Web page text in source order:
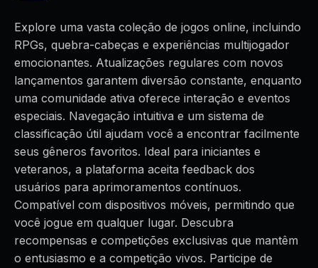
Explore uma vasta coleção de jogos online, incluindo
RPGs, quebra-cabeças e experiências multijogador
emocionantes. Atualizações regulares com novos
lançamentos garantem diversão constante, enquanto
uma comunidade ativa oferece interação e eventos
especiais. Navegação intuitiva e um sistema de
classificação útil ajudam você a encontrar facilmente
seus gêneros favoritos. Ideal para iniciantes e
veteranos, a plataforma aceita feedback dos
usuários para aprimoramentos contínuos.
Compatível com dispositivos móveis, permitindo que
você jogue em qualquer lugar. Descubra
recompensas e competições exclusivas que mantêm
o entusiasmo e a competição vivos. Participe de